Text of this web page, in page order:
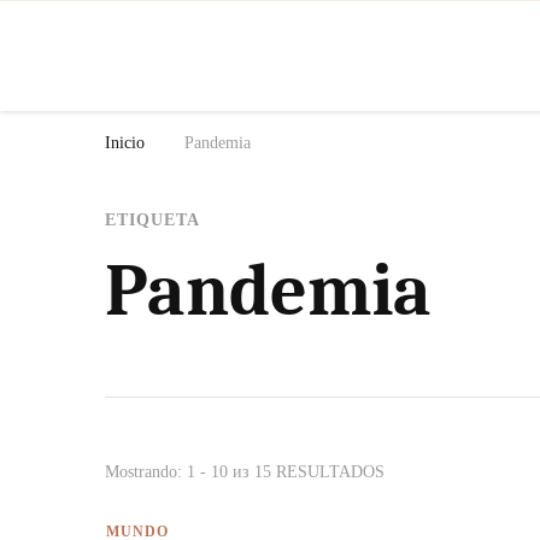
Inicio Pandemia
ETIQUETA
Pandemia
Mostrando: 1 - 10 из 15 RESULTADOS
MUNDO